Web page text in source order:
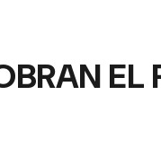
EL